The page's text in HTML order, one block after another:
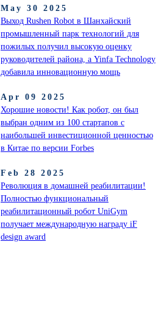
May 30 2025
Выход Rushen Robot в Шанхайский
промышленный парк технологий для
пожилых получил высокую оценку
руководителей района, а Yinfa Technology
добавила инновационную мощь
Apr 09 2025
Хорошие новости! Как робот, он был
выбран одним из 100 стартапов с
наибольшей инвестиционной ценностью
в Китае по версии Forbes
Feb 28 2025
Революция в домашней реабилитации!
Полностью функциональный
реабилитационный робот UniGym
получает международную награду iF
design award